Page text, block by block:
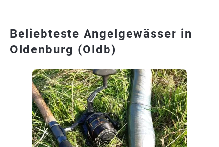
Beliebteste Angelgewässer in
Oldenburg (Oldb)